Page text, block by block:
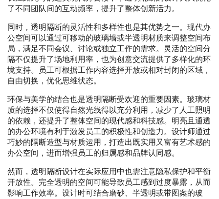
了不同团队间的互动频率，提升了整体创新活力。
同时，透明隔断的灵活性和多样性也是其优势之一。现代办
公空间可以通过可移动的玻璃墙或半透明材质来调整空间布
局，满足不同会议、讨论或独立工作的需求。灵活的空间分
隔不仅提升了场地利用率，也为创意交流提供了多样化的环
境支持。员工可根据工作内容选择开放或相对封闭的区域，
自由切换，优化思维状态。
环保与美学的结合也是透明隔断受欢迎的重要因素。玻璃材
质的选择不仅使得自然光线得以充分利用，减少了人工照明
的依赖，还提升了整体空间的现代感和科技感。明亮且通透
的办公环境有利于激发员工的积极性和创造力。设计师通过
巧妙的隔断造型与材质运用，打造出既实用又富有艺术感的
办公空间，进而增强员工的归属感和品牌认同感。
然而，透明隔断设计在实际应用中也需注意隐私保护和平衡
开放性。完全透明的空间可能导致员工感到过度暴露，从而
影响工作效率。设计时可结合磨砂、半透明或带图案的玻